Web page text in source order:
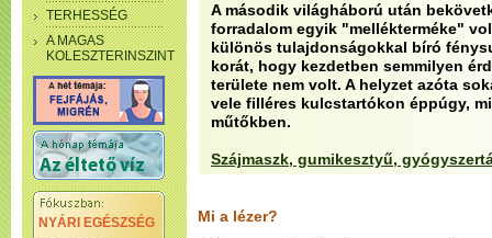
TERHESSÉG
A MAGAS
KOLESZTERINSZINT
NYÁRI EGÉSZSÉG
A második világháború után
forradalom egyik "mellékterméke"
különös tulajdonságokkal bíró
korát, hogy kezdetben semmilyen
területe nem volt. A helyzet azóta
vele filléres kulcstartókon éppúgy,
műtőkben.
Szájmaszk, gumikesztyű,
Mi a lézer?